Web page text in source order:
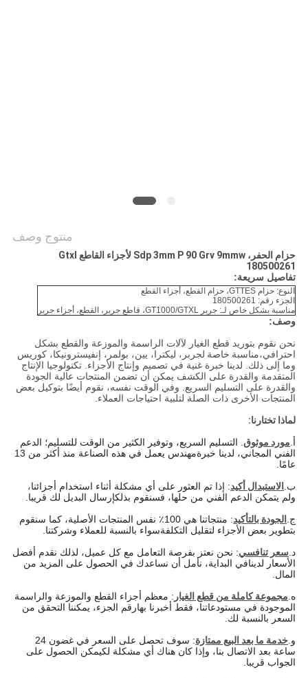
منتوج وصف
حزام الحفر، Sdp 3mm P 90 Grv 9mmw لأجزاء القاطع Gtxl
180500261
تفاصيل سريعة:
النوع: حزام GTTES، حزام القطع، أجزاء القطع
الجزء رقم: 180500261
مناسبة بشكل خاص لـ: جربر GT1000/GTXL، قاطع جربر، القطع، أجزاء جربر
وصف:
نحن نقوم بتوريد قطع الغيار لآلات الراسمة والموزعة والقطع بشكل
احترافي،مناسبة خاصة لجربر، ليكترا، يين، بولمر، إنفيسترونيكا، كوريس
وما إلى ذلك. لدينا خبرة غنية في تصميم وإنتاج الأجزاء. تكنولوجيا الإنتاج
المتقدمة والقدرة على الكشف يمكن أن تضمن المنتجات عالية الجودة
والقدرة على التسليم السريع. وفي الوقت نفسه، نقوم أيضًا بتوكيل بعض
المنتجات الأخرى ذات الصلة لتلبية احتياجات العملاء.
لماذا تختارنا:
أ.مورد موثوق. التسليم السريع، وتوفير الكثير من الوقت للتسليم؛ الدعم
الفني المجاني، لدينا خبرة
مهندس يعمل في هذه الصناعة منذ أكثر من 13
عامًا.
ب. الاستبدال أكيد: إذا تم العثور على أي مشكلة أثناء استخدام أجزائنا،
ولم يتمكن الدعم الفني من حلها، فسنقوم بذلكإرسال البديل لك قريبا.
ج. الجودة بالتأكيد
: منتجاتنا هي 100٪ نفس المنتجات الأصلية، كما سنقوم
بتطوير بعض الأجزاء لتقليل التكلفةسواء بالنسبة للعملاء وشركتنا.
د.سعر تنافسي: نحن نعتز بفرصة التعامل مع كل عميل، لذلك نقدم أفضل
الأسعار لدينافي البداية، نأمل أن نساعدك في الحصول على المزيد من
المال.
ه.مجموعة كاملة من قطع الغيار : معظم أجزاء القطع والموزعة والراسمة
الموجودة في مستودعاتنا، فقط أخبرنا بهارقم الجزء، يمكننا التحقق من
السعر بالنسبة لك.
و.خدمة ما بعد البيع ممتازة
: سوف تحصل على السعر في غضون 24
ساعة بعد الاتصال بنا، وإذا كان هناك أي مشكلة لكيمكن الحصول على
الجواب قريبا.